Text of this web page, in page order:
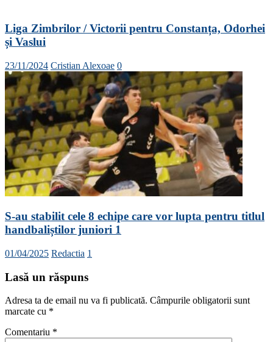
Liga Zimbrilor / Victorii pentru Constanța, Odorhei
și Vaslui
23/11/2024 Cristian Alexoae 0
S-au stabilit cele 8 echipe care vor lupta pentru titlul
handbaliștilor juniori 1
01/04/2025 Redactia 1
Lasă un răspuns
Adresa ta de email nu va fi publicată. Câmpurile obligatorii sunt
marcate cu *
Comentariu *